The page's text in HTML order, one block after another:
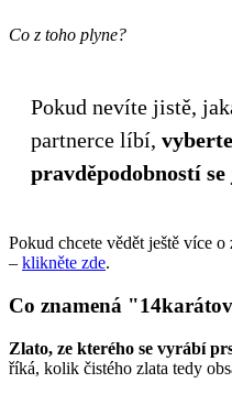
Co z toho plyne?
Pokud nevíte jistě,
partnerce líbí,
pravděpodobností
Pokud chcete vědět ještě více
– klikněte zde.
Co znamená
Zlato, ze kterého se vyrábí
říká, kolik čistého zlata tedy